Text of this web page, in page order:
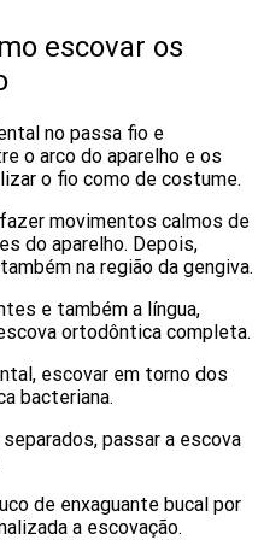
escovar os
no passa fio e
o arco do aparelho e os
o fio como de costume.
movimentos calmos de
do aparelho. Depois,
na região da gengiva.
e também a língua,
ortodôntica completa.
escovar em torno dos
bacteriana.
passar a escova
de enxaguante bucal por
a escovação.